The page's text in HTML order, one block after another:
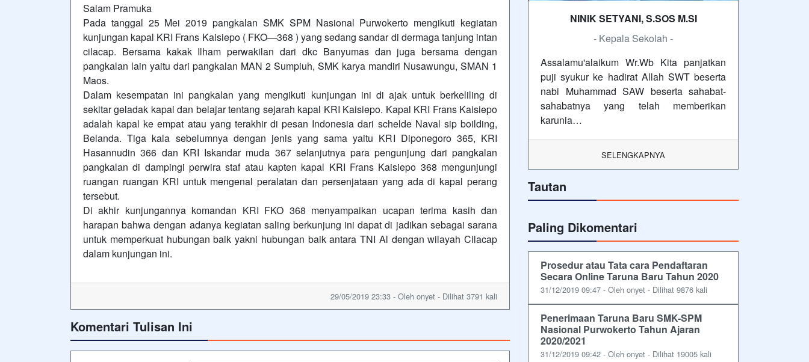
Salam Pramuka
Pada tanggal 25 Mei 2019 pangkalan SMK SPM Nasional Purwokerto mengikuti kegiatan
kunjungan kapal KRI Frans Kaisiepo ( FKO—368 ) yang sedang sandar di dermaga tanjung intan
cilacap. Bersama kakak Ilham perwakilan dari dkc Banyumas dan juga bersama dengan
pangkalan lain yaitu dari pangkalan MAN 2 Sumpiuh, SMK karya mandiri Nusawungu, SMAN 1
Maos.
Dalam kesempatan ini pangkalan yang mengikuti kunjungan ini di ajak untuk berkeliling di
sekitar geladak kapal dan belajar tentang sejarah kapal KRI Kaisiepo. Kapal KRI Frans Kaisiepo
adalah kapal ke empat atau yang terakhir di pesan Indonesia dari schelde Naval sip boilding,
Belanda. Tiga kala sebelumnya dengan jenis yang sama yaitu KRI Diponegoro 365, KRI
Hasannudin 366 dan KRI Iskandar muda 367 selanjutnya para pengunjung dari pangkalan
pangkalan di dampingi perwira staf atau kapten kapal KRI Frans Kaisiepo 368 mengunjungi
ruangan ruangan KRI untuk mengenal peralatan dan persenjataan yang ada di kapal perang
tersebut.
Di akhir kunjungannya komandan KRI FKO 368 menyampaikan ucapan terima kasih dan
harapan bahwa dengan adanya kegiatan saling berkunjung ini dapat di jadikan sebagai sarana
untuk memperkuat hubungan baik yakni hubungan baik antara TNI Al dengan wilayah Cilacap
dalam kunjungan ini.
29/05/2019 23:33 - Oleh onyet - Dilihat 3791 kali
Komentari Tulisan Ini
NINIK SETYANI, S.SOS M.SI
- Kepala Sekolah -
Assalamu'alaikum Wr.Wb Kita panjatkan
puji syukur ke hadirat Allah SWT beserta
nabi Muhammad SAW beserta sahabat-
sahabatnya yang telah memberikan
karunia…
SELENGKAPNYA
Tautan
Paling Dikomentari
Prosedur atau Tata cara Pendaftaran
Secara Online Taruna Baru Tahun 2020
31/12/2019 09:47 - Oleh onyet - Dilihat 9876 kali
Penerimaan Taruna Baru SMK-SPM
Nasional Purwokerto Tahun Ajaran
2020/2021
31/12/2019 09:42 - Oleh onyet - Dilihat 19005 kali